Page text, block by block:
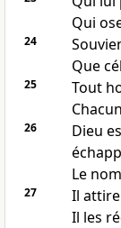
Qui
24
Que
25
Tout
26
Dieu
Le
27
Il attire
Il les